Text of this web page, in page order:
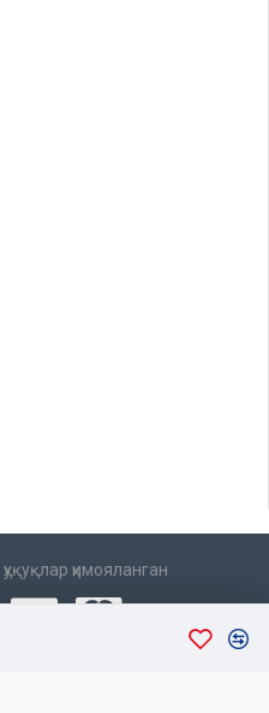
ҳимояланган